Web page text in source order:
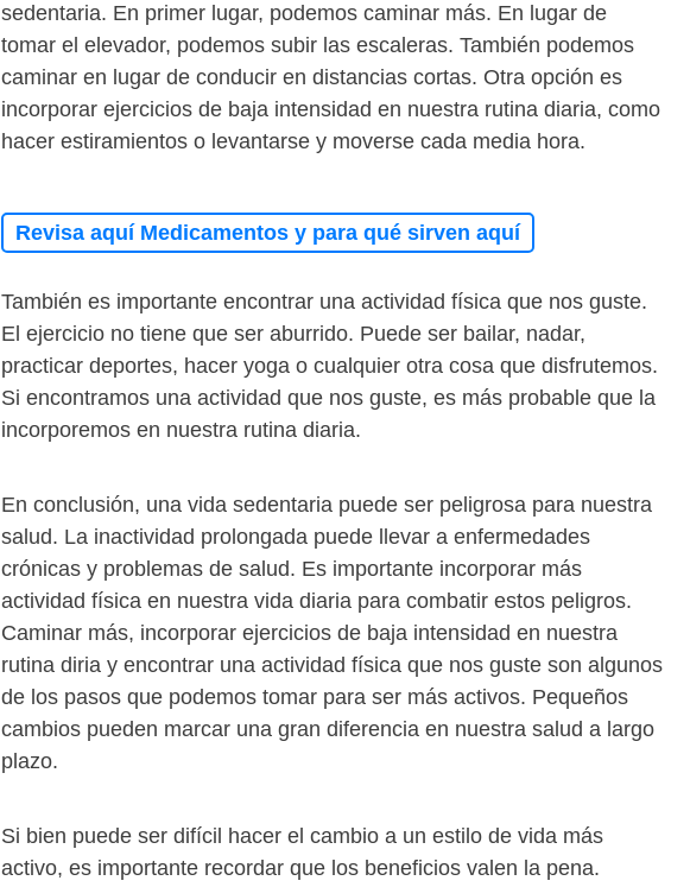
sedentaria. En primer lugar, podemos caminar más. En lugar de
tomar el elevador, podemos subir las escaleras. También podemos
caminar en lugar de conducir en distancias cortas. Otra opción es
incorporar ejercicios de baja intensidad en nuestra rutina diaria, como
hacer estiramientos o levantarse y moverse cada media hora.
Revisa aquí Medicamentos y para qué sirven aquí
También es importante encontrar una actividad física que nos guste.
El ejercicio no tiene que ser aburrido. Puede ser bailar, nadar,
practicar deportes, hacer yoga o cualquier otra cosa que disfrutemos.
Si encontramos una actividad que nos guste, es más probable que la
incorporemos en nuestra rutina diaria.
En conclusión, una vida sedentaria puede ser peligrosa para nuestra
salud. La inactividad prolongada puede llevar a enfermedades
crónicas y problemas de salud. Es importante incorporar más
actividad física en nuestra vida diaria para combatir estos peligros.
Caminar más, incorporar ejercicios de baja intensidad en nuestra
rutina diria y encontrar una actividad física que nos guste son algunos
de los pasos que podemos tomar para ser más activos. Pequeños
cambios pueden marcar una gran diferencia en nuestra salud a largo
plazo.
Si bien puede ser difícil hacer el cambio a un estilo de vida más
activo, es importante recordar que los beneficios valen la pena.